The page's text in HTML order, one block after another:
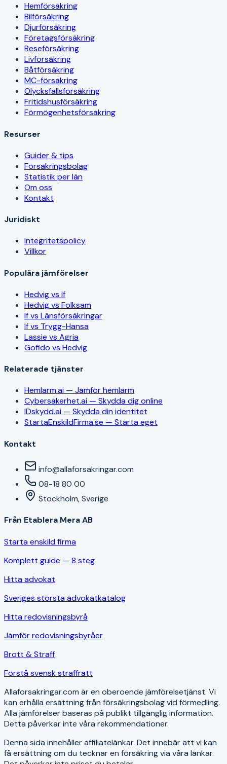
Hemförsäkring
Bilförsäkring
Djurförsäkring
Företagsförsäkring
Reseförsäkring
Livförsäkring
Båtförsäkring
MC-försäkring
Olycksfallsförsäkring
Fritidshusförsäkring
Förmögenhetsförsäkring
Resurser
Guider & tips
Försäkringsbolag
Statistik per län
Om oss
Kontakt
Juridiskt
Integritetspolicy
Villkor
Populära jämförelser
Hedvig vs If
Hedvig vs Folksam
If vs Länsförsäkringar
If vs Trygg-Hansa
Lassie vs Agria
Gofido vs Hedvig
Relaterade tjänster
Hemlarm.ai — Jämför hemlarm
Cybersäkerhet.ai — Skydda dig online
IDskydd.ai — Skydda din identitet
StartaEnskildFirma.se — Starta eget
Kontakt
info@allaforsakringar.com
08-18 80 00
Stockholm, Sverige
Från Etablera Mera AB
Starta enskild firma
Komplett guide — 8 steg
Hitta advokat
Sveriges största advokatkatalog
Hitta redovisningsbyrå
Jämför redovisningsbyråer
Brott & Straff
Förstå svensk straffrätt
Allaforsakringar.com är en oberoende jämförelsetjänst. Vi
kan erhålla ersättning från försäkringsbolag vid förmedling.
Alla jämförelser baseras på publikt tillgänglig information.
Detta påverkar inte våra rekommendationer.
Denna sida innehåller affiliatelänkar. Det innebär att vi kan
få ersättning om du tecknar en försäkring via våra länkar.